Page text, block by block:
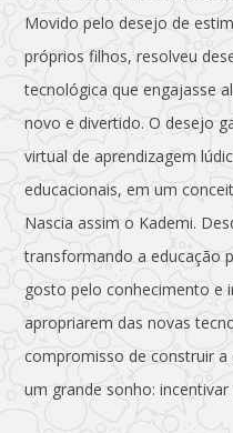
Movido pelo desejo de
próprios filhos, resolveu
tecnológica que engajasse
novo e divertido. O desejo
virtual de aprendizagem
educacionais, em um
Nascia assim o Kademi.
transformando a educação
gosto pelo conhecimento e
apropriarem das novas
compromisso de construir
um grande sonho: